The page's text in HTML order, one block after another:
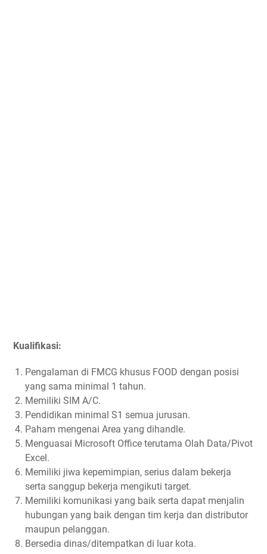
Kualifikasi:
Pengalaman di FMCG khusus FOOD dengan posisi
yang sama minimal 1 tahun.
Memiliki SIM A/C.
Pendidikan minimal S1 semua jurusan.
Paham mengenai Area yang dihandle.
Menguasai Microsoft Office terutama Olah Data/Pivot
Excel.
Memiliki jiwa kepemimpian, serius dalam bekerja
serta sanggup bekerja mengikuti target.
Memiliki komunikasi yang baik serta dapat menjalin
hubungan yang baik dengan tim kerja dan distributor
maupun pelanggan.
Bersedia dinas/ditempatkan di luar kota.